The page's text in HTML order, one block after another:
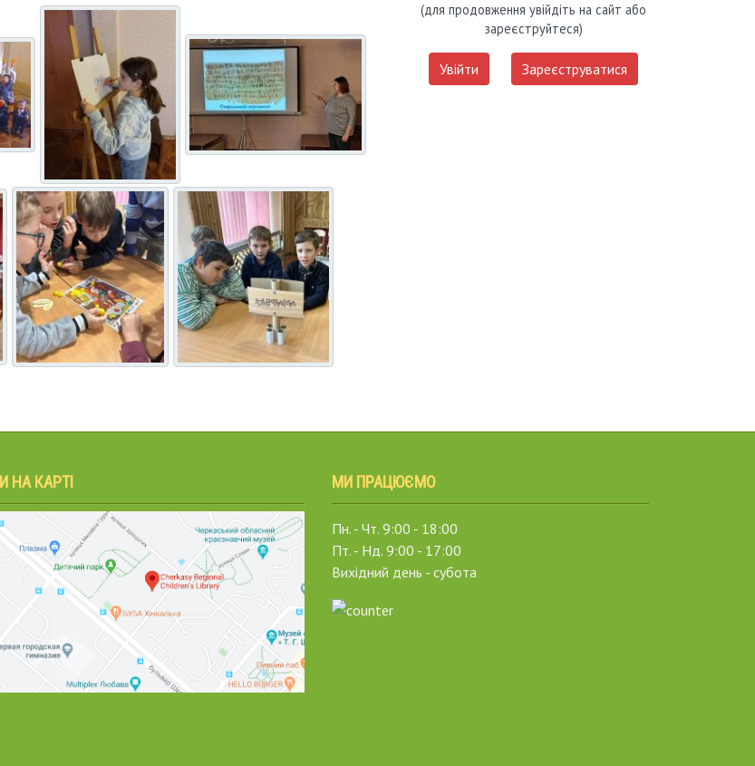
(для продовження увійдіть на сайт або
зареєструйтеся)
Увійти Зареєструватися
НА КАРТІ МИ ПРАЦЮЄМО
Пн. - Чт. 9:00 - 18:00
Пт. - Нд. 9:00 - 17:00
Вихідний день - субота